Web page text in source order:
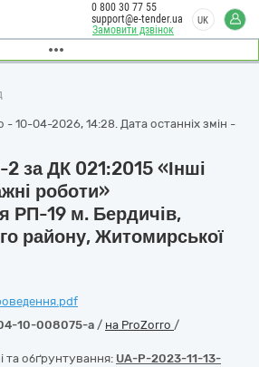
Замовити дзвінок
0 800 30 77 55
support@e-tender.ua
UK
10-04-2026, 14:28. Дата останніх змін -
за ДК 021:2015 «Інші
роботи»
РП-19 м. Бердичів,
району, Житомирської
10-008075-a / на ProZorro /
та обґрунтування: UA-P-2023-11-13-